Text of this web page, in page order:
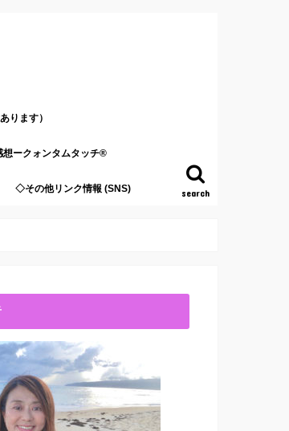
search
ります）
想ークォンタムタッチ®
◇その他リンク情報 (SNS)